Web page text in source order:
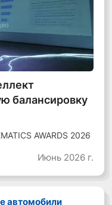
балансировку
AWARDS 2026
Июнь 2026 г.
автомобили